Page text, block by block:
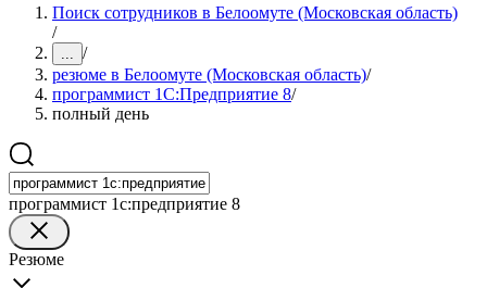
Поиск сотрудников в Белоомуте (Московская область)
/
... /
резюме в Белоомуте (Московская область)/
программист 1С:Предприятие 8/
полный день
программист 1с:предприятие 8
Резюме